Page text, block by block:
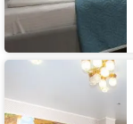
Гостевой
Green
Home